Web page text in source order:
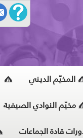
المخيّم الديني
مخيّم النوادي الصيفية
قادة الجماعات